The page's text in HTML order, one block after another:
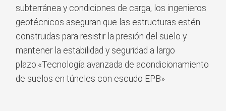
subterránea y condiciones de carga, los ingenieros
geotécnicos aseguran que las estructuras estén
construidas para resistir la presión del suelo y
mantener la estabilidad y seguridad a largo
plazo.«Tecnología avanzada de acondicionamiento
de suelos en túneles con escudo EPB»